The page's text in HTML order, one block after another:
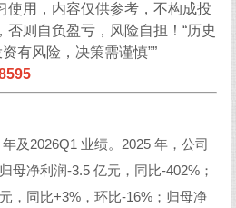
使用，内容仅供参考，不构成投
否则自负盈亏，风险自担！“历史
有风险，决策需谨慎””
及2026Q1 业绩。2025 年，公司
母净利润-3.5 亿元，同比-402%；
，同比+3%，环比-16%；归母净